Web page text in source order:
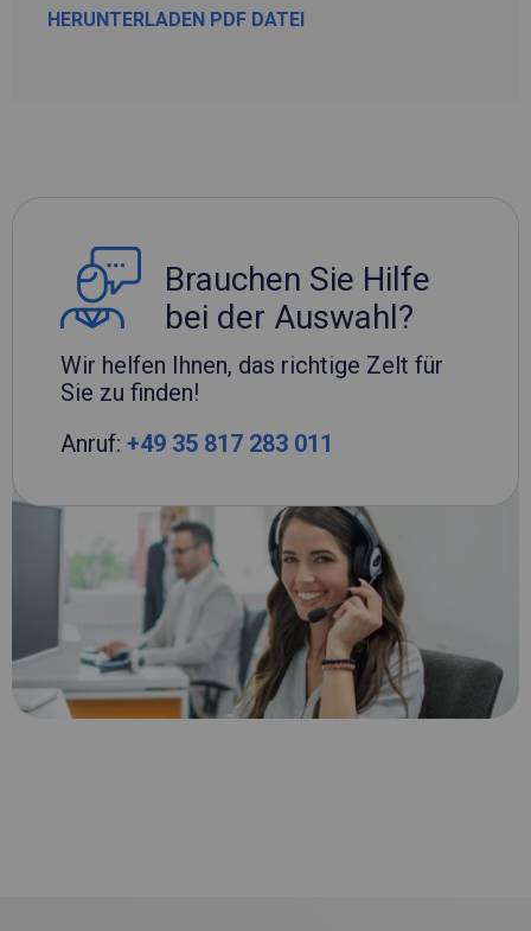
HERUNTERLADEN PDF DATEI
Brauchen Sie Hilfe
bei der Auswahl?
Wir helfen Ihnen, das richtige Zelt für
Sie zu finden!
Anruf: +49 35 817 283 011